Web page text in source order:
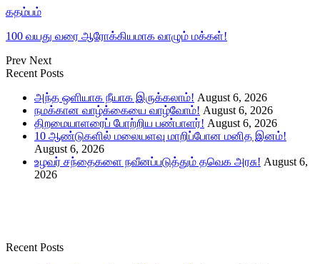
கதம்பம்
100 வயது வரை ஆரோக்கியமாக வாழும் மக்கள்!
Prev Next
Recent Posts
அந்த ஒளியாக நீயாக இருக்கலாம்! August 6, 2026
நமக்கான வாழ்க்கையை வாழ்வோம்! August 6, 2026
திறமையாளரைப் போற்றிய பண்பாளர்! August 6, 2026
10 ஆண்டுகளில் மலையளவு மாறிப்போன மனித இனம்!
August 6, 2026
உழவர் சந்தைகளை நவீனப்படுத்தும் தவெக அரசு! August 6,
2026
Recent Posts